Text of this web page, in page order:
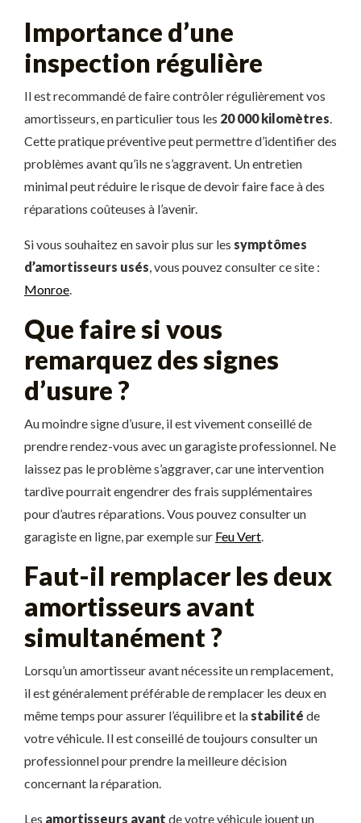
Importance d’une
inspection régulière
Il est recommandé de faire contrôler régulièrement vos
amortisseurs, en particulier tous les 20 000 kilomètres.
Cette pratique préventive peut permettre d’identifier des
problèmes avant qu’ils ne s’aggravent. Un entretien
minimal peut réduire le risque de devoir faire face à des
réparations coûteuses à l’avenir.
Si vous souhaitez en savoir plus sur les symptômes
d’amortisseurs usés, vous pouvez consulter ce site :
Monroe.
Que faire si vous
remarquez des signes
d’usure ?
Au moindre signe d’usure, il est vivement conseillé de
prendre rendez-vous avec un garagiste professionnel. Ne
laissez pas le problème s’aggraver, car une intervention
tardive pourrait engendrer des frais supplémentaires
pour d’autres réparations. Vous pouvez consulter un
garagiste en ligne, par exemple sur Feu Vert.
Faut-il remplacer les deux
amortisseurs avant
simultanément ?
Lorsqu’un amortisseur avant nécessite un remplacement,
il est généralement préférable de remplacer les deux en
même temps pour assurer l’équilibre et la stabilité de
votre véhicule. Il est conseillé de toujours consulter un
professionnel pour prendre la meilleure décision
concernant la réparation.
Les amortisseurs avant de votre véhicule jouent un